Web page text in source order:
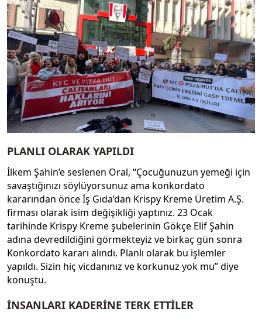
PLANLI OLARAK YAPILDI
İlkem Şahin’e seslenen Oral, “Çocuğunuzun yemeği için
savaştığınızı söylüyorsunuz ama konkordato
kararından önce İş Gıda’dan Krispy Kreme Üretim A.Ş.
firması olarak isim değişikliği yaptınız. 23 Ocak
tarihinde Krispy Kreme şubelerinin Gökçe Elif Şahin
adına devredildiğini görmekteyiz ve birkaç gün sonra
Konkordato kararı alındı. Planlı olarak bu işlemler
yapıldı. Sizin hiç vicdanınız ve korkunuz yok mu” diye
konuştu.
İNSANLARI KADERİNE TERK ETTİLER